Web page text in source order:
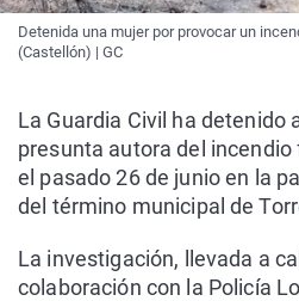
Detenida una mujer por provocar un
(Castellón) | GC
La Guardia Civil ha detenido
presunta autora del
el pasado 26 de junio en la
del término municipal de
La investigación, llevada a
colaboración con la Policía